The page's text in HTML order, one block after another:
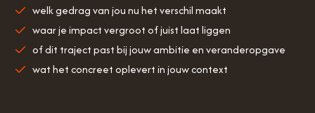
welk gedrag van jou nu het verschil maakt
waar je impact vergroot of juist laat liggen
of dit traject past bij jouw ambitie en veranderopgave
wat het concreet oplevert in jouw context